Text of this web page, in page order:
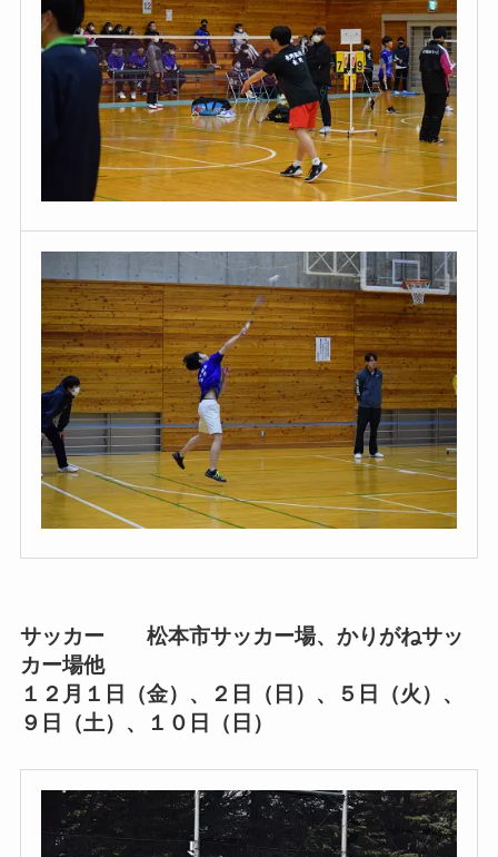
サッカー 松本市サッカー場、かりがねサッ
カー場他
１２月１日（金）、２日（日）、５日（火）、
９日（土）、１０日（日）